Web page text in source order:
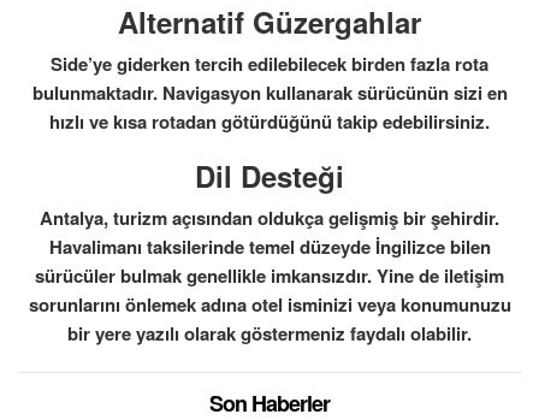
Alternatif Güzergahlar
Side’ye giderken tercih edilebilecek birden fazla rota
bulunmaktadır. Navigasyon kullanarak sürücünün sizi en
hızlı ve kısa rotadan götürdüğünü takip edebilirsiniz.
Dil Desteği
Antalya, turizm açısından oldukça gelişmiş bir şehirdir.
Havalimanı taksilerinde temel düzeyde İngilizce bilen
sürücüler bulmak genellikle imkansızdır. Yine de iletişim
sorunlarını önlemek adına otel isminizi veya konumunuzu
bir yere yazılı olarak göstermeniz faydalı olabilir.
Son Haberler